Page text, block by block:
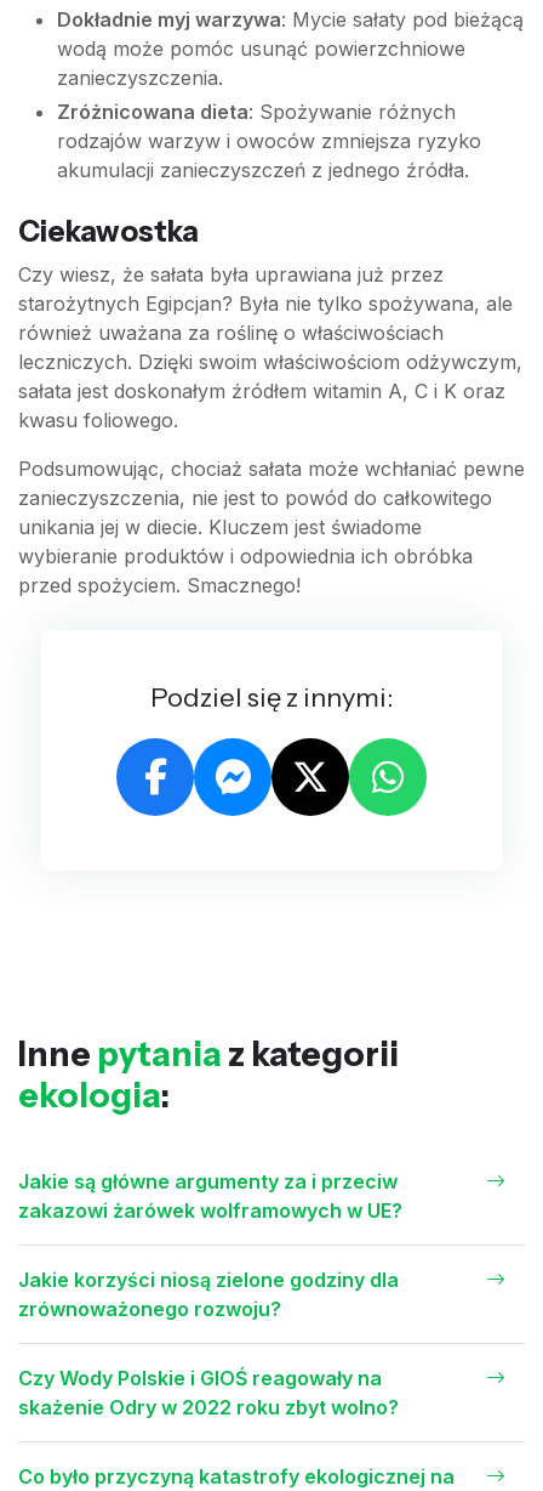
Dokładnie myj warzywa: Mycie sałaty pod bieżącą
wodą może pomóc usunąć powierzchniowe
zanieczyszczenia.
Zróżnicowana dieta: Spożywanie różnych
rodzajów warzyw i owoców zmniejsza ryzyko
akumulacji zanieczyszczeń z jednego źródła.
Ciekawostka
Czy wiesz, że sałata była uprawiana już przez
starożytnych Egipcjan? Była nie tylko spożywana, ale
również uważana za roślinę o właściwościach
leczniczych. Dzięki swoim właściwościom odżywczym,
sałata jest doskonałym źródłem witamin A, C i K oraz
kwasu foliowego.
Podsumowując, chociaż sałata może wchłaniać pewne
zanieczyszczenia, nie jest to powód do całkowitego
unikania jej w diecie. Kluczem jest świadome
wybieranie produktów i odpowiednia ich obróbka
przed spożyciem. Smacznego!
Podziel się z innymi:
Inne pytania z kategorii
ekologia:
Jakie są główne argumenty za i przeciw
zakazowi żarówek wolframowych w UE?
Jakie korzyści niosą zielone godziny dla
zrównoważonego rozwoju?
Czy Wody Polskie i GIOŚ reagowały na
skażenie Odry w 2022 roku zbyt wolno?
Co było przyczyną katastrofy ekologicznej na